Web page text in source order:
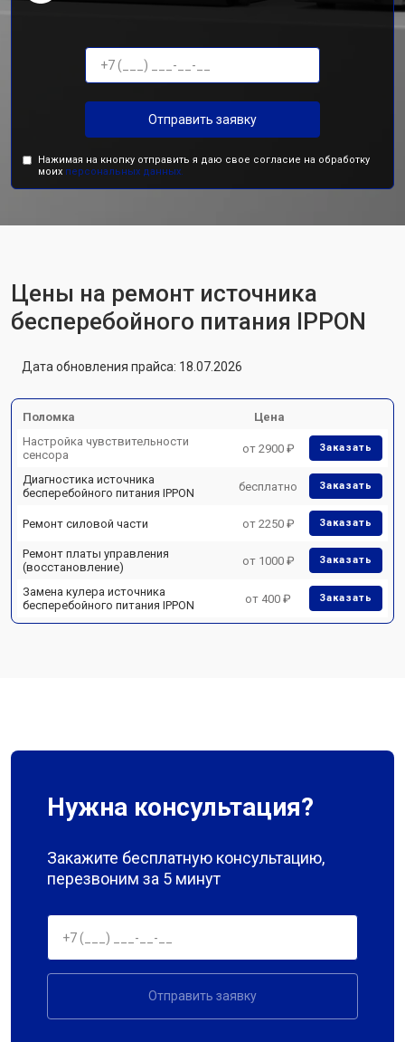
Отправить заявку
Нажимая на кнопку отправить я даю свое согласие на обработку
моих персональных данных.
Цены на ремонт источника
бесперебойного питания IPPON
Дата обновления прайса: 18.07.2026
Поломка
Цена
Настройка чувствительности
сенсора
от 2900 ₽ Заказать
Диагностика источника
бесперебойного питания IPPON
бесплатно Заказать
Ремонт силовой части от 2250 ₽ Заказать
Ремонт платы управления
(восстановление)
от 1000 ₽ Заказать
Замена кулера источника
бесперебойного питания IPPON
от 400 ₽ Заказать
Нужна консультация?
Закажите бесплатную консультацию,
перезвоним за 5 минут
Отправить заявку